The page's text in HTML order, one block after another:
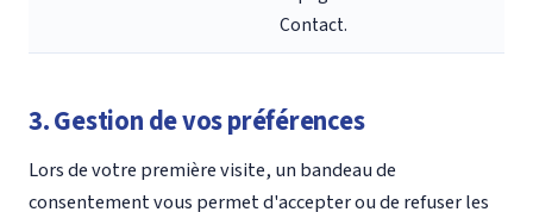
Contact.
3. Gestion de vos préférences
Lors de votre première visite, un bandeau de
consentement vous permet d'accepter ou de refuser les